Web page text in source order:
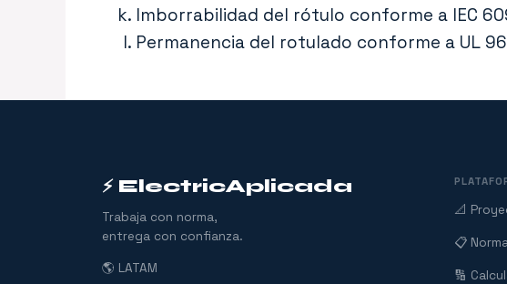
Imborrabilidad del rótulo conforme a IEC
Permanencia del rotulado conforme a UL
⚡ ElectricAplicada
Trabaja con norma,
entrega con confianza.
🌎 LATAM
📐
📋
🔢